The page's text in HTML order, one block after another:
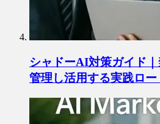
シャドーAI対策ガイド
管理し活用する実践ロ